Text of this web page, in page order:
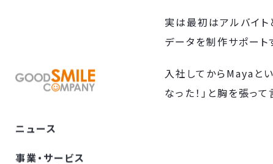
ニュース
事業・サービス
実は最初はアルバイト
データを制作サポート
入社してからMayaと
なった！」と胸を張っ